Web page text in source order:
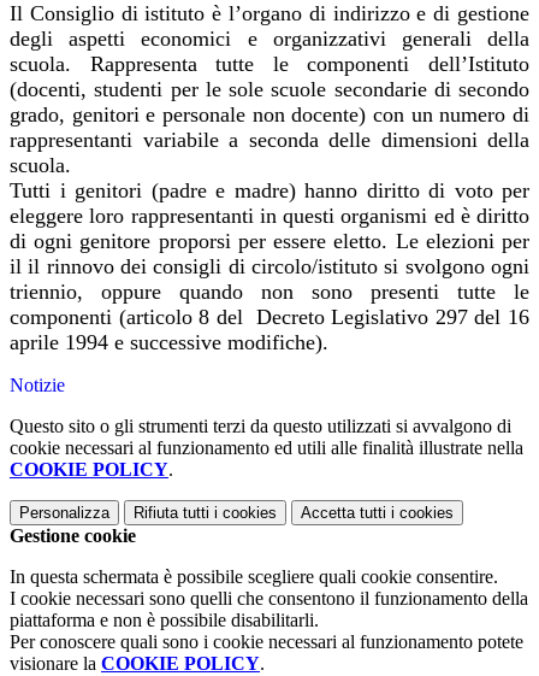
Il Consiglio di istituto è l’organo di indirizzo e di gestione
degli aspetti economici e organizzativi generali della
scuola. Rappresenta tutte le componenti dell’Istituto
(docenti, studenti per le sole scuole secondarie di secondo
grado, genitori e personale non docente) con un numero di
rappresentanti variabile a seconda delle dimensioni della
scuola.
Tutti i genitori (padre e madre) hanno diritto di voto per
eleggere loro rappresentanti in questi organismi ed è diritto
di ogni genitore proporsi per essere eletto. Le elezioni per
il il rinnovo dei consigli di circolo/istituto si svolgono ogni
triennio, oppure quando non sono presenti tutte le
componenti (articolo 8 del Decreto Legislativo 297 del 16
aprile 1994 e successive modifiche).
Notizie
Questo sito o gli strumenti terzi da questo utilizzati si avvalgono di
cookie necessari al funzionamento ed utili alle finalità illustrate nella
COOKIE POLICY.
Personalizza Rifiuta tutti i cookies Accetta tutti i cookies
Gestione cookie
In questa schermata è possibile scegliere quali cookie consentire.
I cookie necessari sono quelli che consentono il funzionamento della
piattaforma e non è possibile disabilitarli.
Per conoscere quali sono i cookie necessari al funzionamento potete
visionare la COOKIE POLICY.